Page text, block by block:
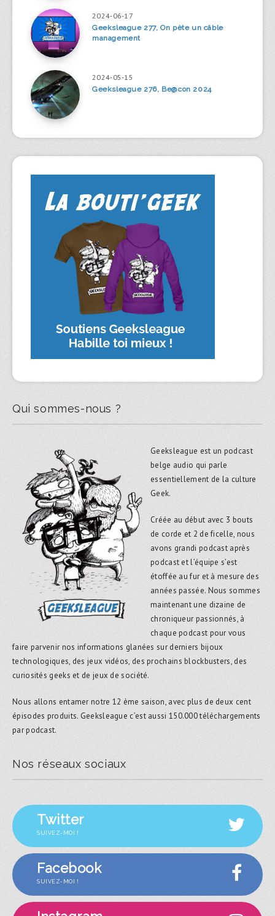
2024-06-17
Geeksleague 277, On pète un câble
management
2024-05-15
Geeksleague 276, Be@con 2024
Qui sommes-nous ?
Geeksleague est un podcast
belge audio qui parle
essentiellement de la culture
Geek.
Créée au début avec 3 bouts
de corde et 2 de ficelle, nous
avons grandi podcast après
podcast et l’équipe s’est
étoffée au fur et à mesure des
années passée. Nous sommes
maintenant une dizaine de
chroniqueur passionnés, à
chaque podcast pour vous
faire parvenir nos informations glanées sur derniers bijoux
technologiques, des jeux vidéos, des prochains blockbusters, des
curiosités geeks et de jeux de société.
Nous allons entamer notre 12 ème saison, avec plus de deux cent
épisodes produits. Geeksleague c’est aussi 150.000 téléchargements
par podcast.
Nos réseaux sociaux
Twitter
SUIVEZ-MOI !
Facebook
SUIVEZ-MOI !